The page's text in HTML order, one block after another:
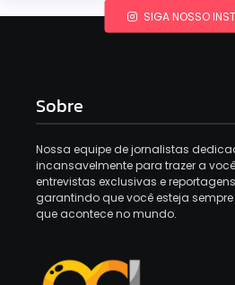
SIGA NOSSO
Sobre
Nossa equipe de jornalistas
incansavelmente para trazer a
entrevistas exclusivas e
garantindo que você esteja
que acontece no mundo.